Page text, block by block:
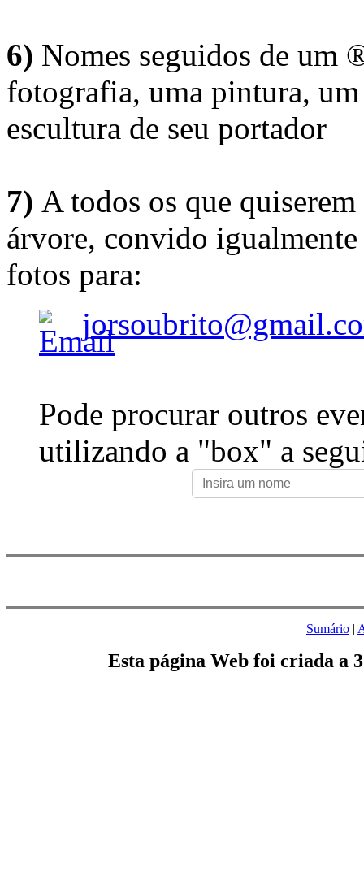
6) Nomes seguidos de um
fotografia, uma pintura,
escultura de seu portador
7) A todos os que
árvore, convido
fotos para:
Pode procurar outros
utilizando a "box" a
Sumário |
Esta página Web foi criada a